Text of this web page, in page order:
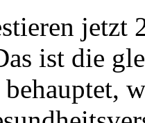
jetzt
ist die